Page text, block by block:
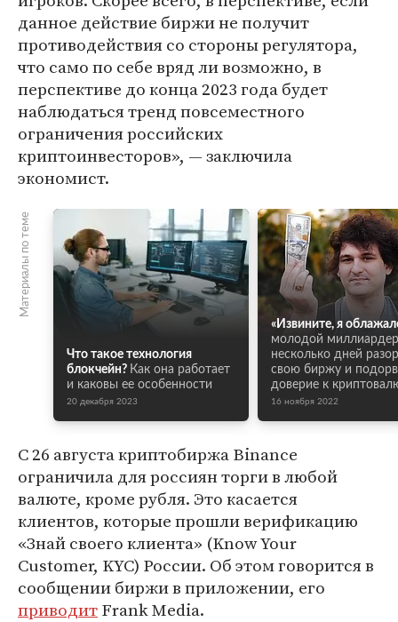
данное действие биржи не получит
противодействия со стороны регулятора,
что само по себе вряд ли возможно, в
перспективе до конца 2023 года будет
наблюдаться тренд повсеместного
ограничения российских
криптоинвесторов», — заключила
экономист.
Материалы по теме
Что такое технология
блокчейн? Как она работает
и каковы ее особенности
20 декабря 2023
«Извините, я
молодой
несколько дней
свою биржу и
доверие к
16 ноября 2022
С 26 августа криптобиржа Binance
ограничила для россиян торги в любой
валюте, кроме рубля. Это касается
клиентов, которые прошли верификацию
«Знай своего клиента» (Know Your
Customer, KYC) России. Об этом говорится в
сообщении биржи в приложении, его
приводитFrank Media.